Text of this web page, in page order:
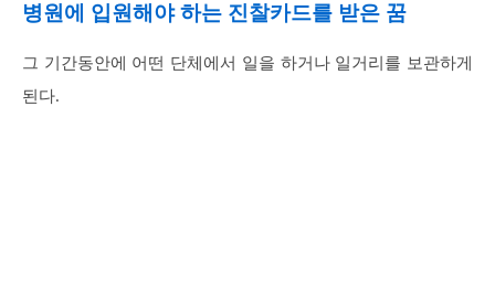
병원에 입원해야 하는 진찰카드를 받은 꿈
그 기간동안에 어떤 단체에서 일을 하거나 일거리를 보관하게
된다.